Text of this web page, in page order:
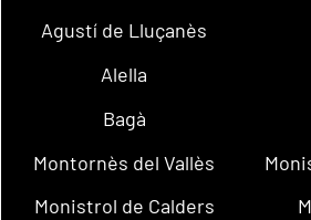
Agustí de Lluçanès
Alella
Bagà
Montornès del Vallès
Monistrol de Calders